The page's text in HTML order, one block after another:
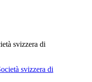
svizzera di